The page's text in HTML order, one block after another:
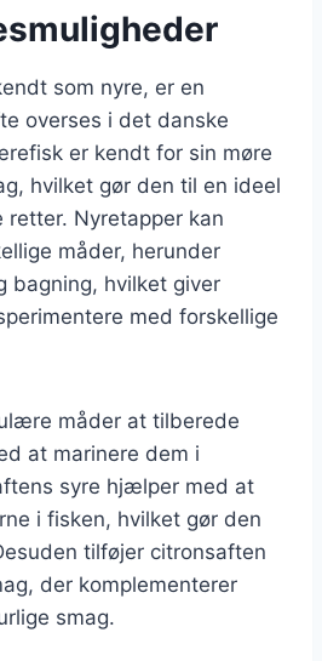
som nyre, er en
overses i det danske
er kendt for sin møre
hvilket gør den til en ideel
retter. Nyretapper kan
måder, herunder
bagning, hvilket giver
med forskellige
måder at tilberede
at marinere dem i
syre hjælper med at
i fisken, hvilket gør den
tilføjer citronsaften
der komplementerer
smag.